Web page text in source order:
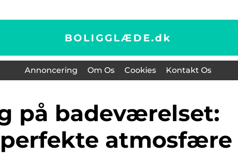
BOLIGGLÆDE.dk
Annoncering Om Os Cookies Kontakt Os
atmosfære